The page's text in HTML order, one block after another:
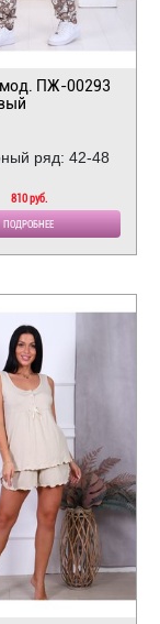
ПЖ-00293
ряд: 42-48
810 руб.
ПОДРОБНЕЕ